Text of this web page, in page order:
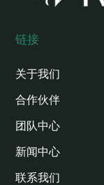
链接
关于我们
合作伙伴
团队中心
新闻中心
联系我们